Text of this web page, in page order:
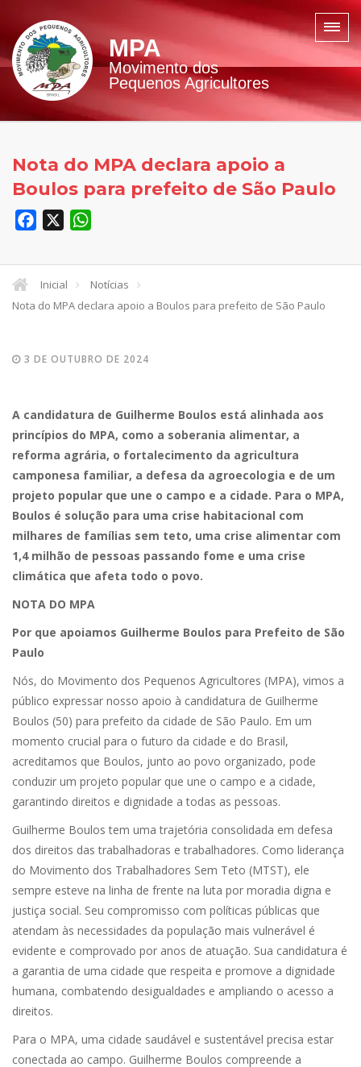
MPA
Movimento dos
Pequenos Agricultores
Nota do MPA declara apoio a
Boulos para prefeito de São Paulo
Facebook
Inicial
Notícias
Nota do MPA declara apoio a Boulos para prefeito de São Paulo
3 DE OUTUBRO DE 2024
A candidatura de Guilherme Boulos está alinhada aos
princípios do MPA, como a soberania alimentar, a
reforma agrária, o fortalecimento da agricultura
camponesa familiar, a defesa da agroecologia e de um
projeto popular que une o campo e a cidade. Para o MPA,
Boulos é solução para uma crise habitacional com
milhares de famílias sem teto, uma crise alimentar com
1,4 milhão de pessoas passando fome e uma crise
climática que afeta todo o povo.
NOTA DO MPA
Por que apoiamos Guilherme Boulos para Prefeito de São
Paulo
Nós, do Movimento dos Pequenos Agricultores (MPA), vimos a
público expressar nosso apoio à candidatura de Guilherme
Boulos (50) para prefeito da cidade de São Paulo. Em um
momento crucial para o futuro da cidade e do Brasil,
acreditamos que Boulos, junto ao povo organizado, pode
conduzir um projeto popular que une o campo e a cidade,
garantindo direitos e dignidade a todas as pessoas.
Guilherme Boulos tem uma trajetória consolidada em defesa
dos direitos das trabalhadoras e trabalhadores. Como liderança
do Movimento dos Trabalhadores Sem Teto (MTST), ele
sempre esteve na linha de frente na luta por moradia digna e
justiça social. Seu compromisso com políticas públicas que
atendam às necessidades da população mais vulnerável é
evidente e comprovado por anos de atuação. Sua candidatura é
a garantia de uma cidade que respeita e promove a dignidade
humana, combatendo desigualdades e ampliando o acesso a
direitos.
Para o MPA, uma cidade saudável e sustentável precisa estar
conectada ao campo. Guilherme Boulos compreende a